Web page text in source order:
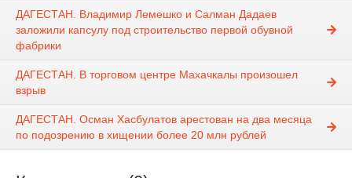
ДАГЕСТАН. Владимир Лемешко и Салман Дадаев
заложили капсулу под строительство первой обувной
фабрики
ДАГЕСТАН. В торговом центре Махачкалы произошел
взрыв
ДАГЕСТАН. Осман Хасбулатов арестован на два месяца
по подозрению в хищении более 20 млн рублей